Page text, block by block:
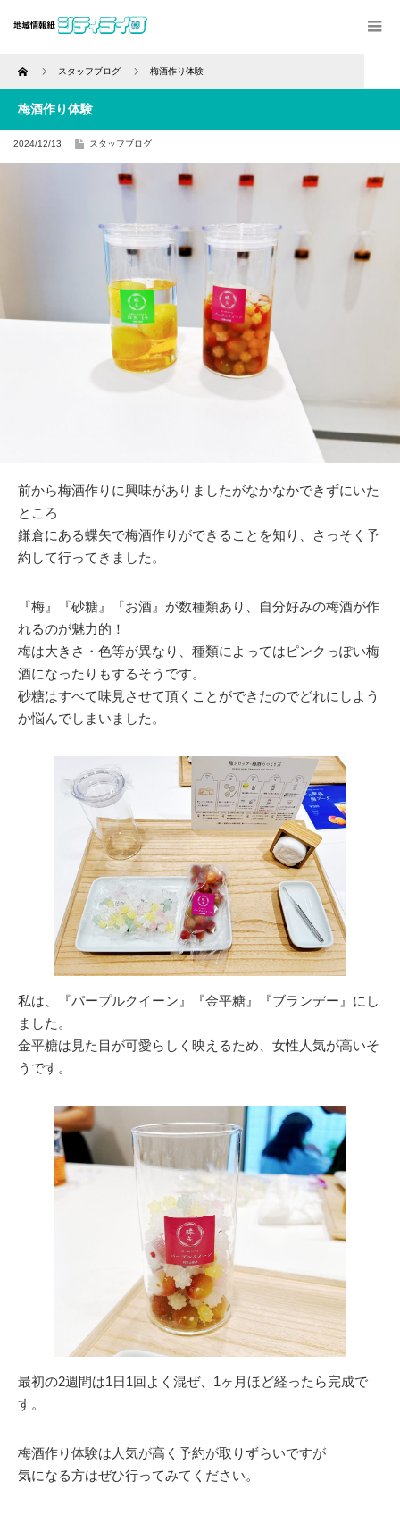
Home スタッフブログ 梅酒作り体験
梅酒作り体験
2024/12/13 スタッフブログ
前から梅酒作りに興味がありましたがなかなかできずにいた
ところ
鎌倉にある蝶矢で梅酒作りができることを知り、さっそく予
約して行ってきました。
『梅』『砂糖』『お酒』が数種類あり、自分好みの梅酒が作
れるのが魅力的！
梅は大きさ・色等が異なり、種類によってはピンクっぽい梅
酒になったりもするそうです。
砂糖はすべて味見させて頂くことができたのでどれにしよう
か悩んでしまいました。
私は、『パープルクイーン』『金平糖』『ブランデー』にし
ました。
金平糖は見た目が可愛らしく映えるため、女性人気が高いそ
うです。
最初の2週間は1日1回よく混ぜ、1ヶ月ほど経ったら完成で
す。
梅酒作り体験は人気が高く予約が取りずらいですが
気になる方はぜひ行ってみてください。